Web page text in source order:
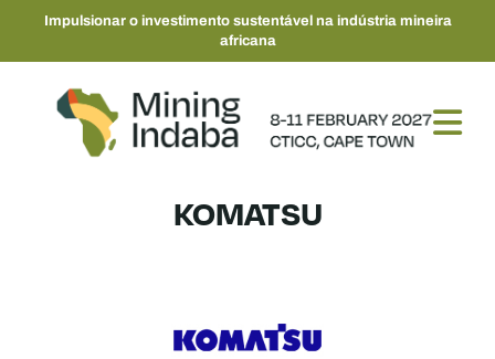
Impulsionar o investimento sustentável na indústria mineira
africana
KOMATSU